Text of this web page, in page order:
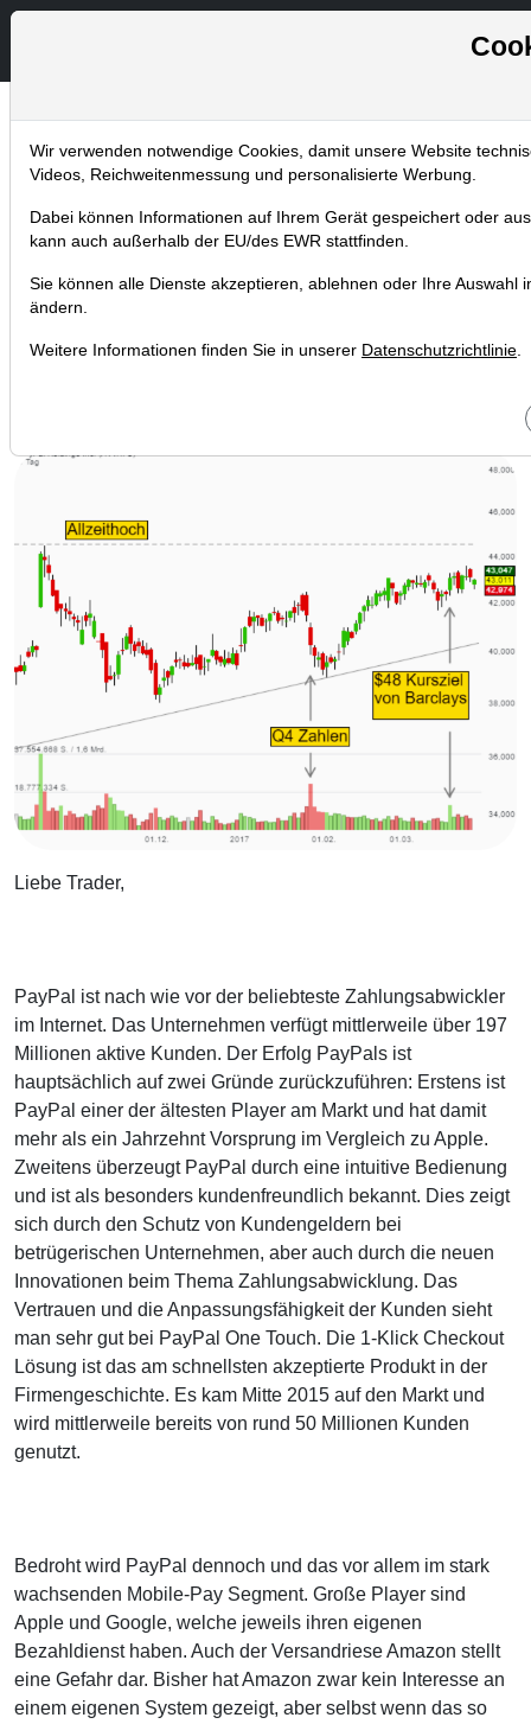
Chartanalysen
Home Blog Chartanalysen
Wird PayPal den Kampf mit
den großen Playern
Liebe Trader,
PayPal ist nach wie vor der beliebteste Zahlungsabwickler
im Internet. Das Unternehmen verfügt mittlerweile über 197
Millionen aktive Kunden. Der Erfolg PayPals ist
hauptsächlich auf zwei Gründe zurückzuführen: Erstens ist
PayPal einer der ältesten Player am Markt und hat damit
mehr als ein Jahrzehnt Vorsprung im Vergleich zu Apple.
Zweitens überzeugt PayPal durch eine intuitive Bedienung
und ist als besonders kundenfreundlich bekannt. Dies zeigt
sich durch den Schutz von Kundengeldern bei
betrügerischen Unternehmen, aber auch durch die neuen
Innovationen beim Thema Zahlungsabwicklung. Das
Vertrauen und die Anpassungsfähigkeit der Kunden sieht
man sehr gut bei PayPal One Touch. Die 1-Klick Checkout
Lösung ist das am schnellsten akzeptierte Produkt in der
Firmengeschichte. Es kam Mitte 2015 auf den Markt und
wird mittlerweile bereits von rund 50 Millionen Kunden
genutzt.
Bedroht wird PayPal dennoch und das vor allem im stark
wachsenden Mobile-Pay Segment. Große Player sind
Apple und Google, welche jeweils ihren eigenen
Bezahldienst haben. Auch der Versandriese Amazon stellt
eine Gefahr dar. Bisher hat Amazon zwar kein Interesse an
einem eigenen System gezeigt, aber selbst wenn das so
Wir verwenden notwendige Cookies, damit unsere Website
Videos, Reichweitenmessung und personalisierte Werbung.
Dabei können Informationen auf Ihrem Gerät gespeichert oder
kann auch außerhalb der EU/des EWR stattfinden.
Sie können alle Dienste akzeptieren, ablehnen oder Ihre
ändern.
Weitere Informationen finden Sie in unserer Datenschutzrichtlinie.